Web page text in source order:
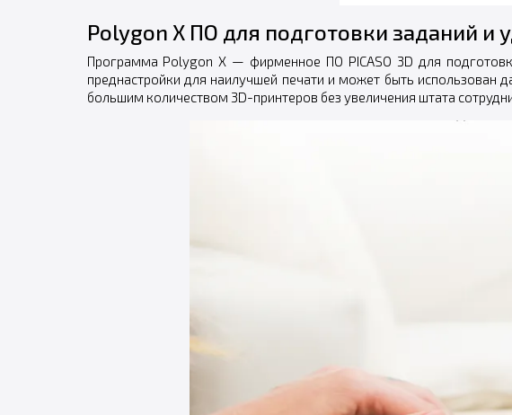
Polygon X ПО для подготовки заданий и
Программа Polygon X — фирменное ПО PICASO 3D для
преднастройки для наилучшей печати и может быть
большим количеством 3D-принтеров без увеличения штата